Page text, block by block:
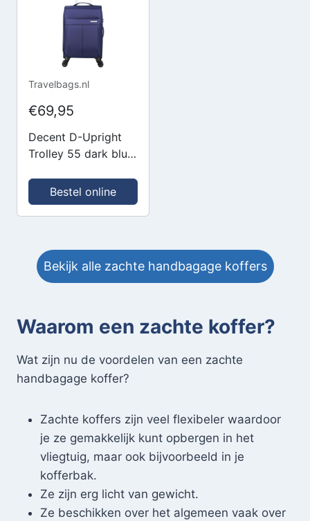
Travelbags.nl
€69,95
Decent D-Upright
Trolley 55 dark blue
Bestel online
Bekijk alle zachte handbagage koffers
Waarom een zachte koffer?
Wat zijn nu de voordelen van een zachte
handbagage koffer?
Zachte koffers zijn veel flexibeler waardoor
je ze gemakkelijk kunt opbergen in het
vliegtuig, maar ook bijvoorbeeld in je
kofferbak.
Ze zijn erg licht van gewicht.
Ze beschikken over het algemeen vaak over